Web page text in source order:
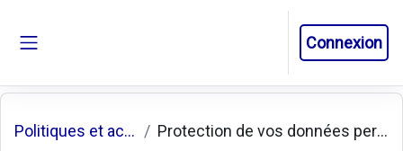
Connexion
Politiques et accords Protection de vos données personnelles